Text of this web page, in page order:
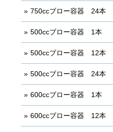
750ccブロー容器 24本
500ccブロー容器 1本
500ccブロー容器 12本
500ccブロー容器 24本
600ccブロー容器 1本
600ccブロー容器 12本